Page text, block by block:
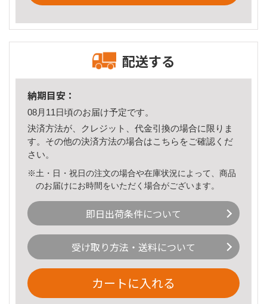
配送する
納期目安：
08月11日頃のお届け予定です。
決済方法が、クレジット、代金引換の場合に限りま
す。その他の決済方法の場合はこちら をご確認くだ
さい。
※土・日・祝日の注文の場合や在庫状況によって、商品
のお届けにお時間をいただく場合がございます。
即日出荷条件について
受け取り方法・送料について
カートに入れる